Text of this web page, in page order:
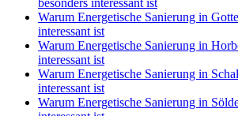
besonders interessant ist
Warum Energetische Sanierung in
interessant ist
Warum Energetische Sanierung in
interessant ist
Warum Energetische Sanierung in
interessant ist
Warum Energetische Sanierung in